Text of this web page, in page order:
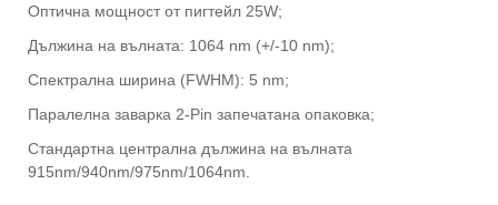
Оптична мощност от пигтейл 25W;
Дължина на вълната: 1064 nm (+/-10 nm);
Спектрална ширина (FWHM): 5 nm;
Паралелна заварка 2-Pin запечатана опаковка;
Стандартна централна дължина на вълната
915nm/940nm/975nm/1064nm.